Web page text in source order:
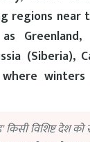
regions near
(Siberia),
where
किसी विशिष्ट देश को